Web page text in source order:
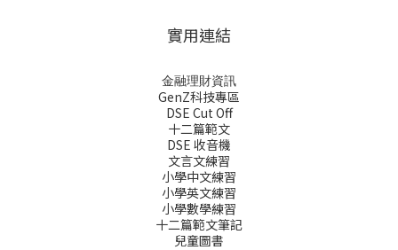
實用連結
金融理財資訊
GenZ科技專區
DSE Cut Off
十二篇範文
DSE 收音機
文言文練習
小學中文練習
小學英文練習
小學數學練習
十二篇範文筆記
兒童圖書